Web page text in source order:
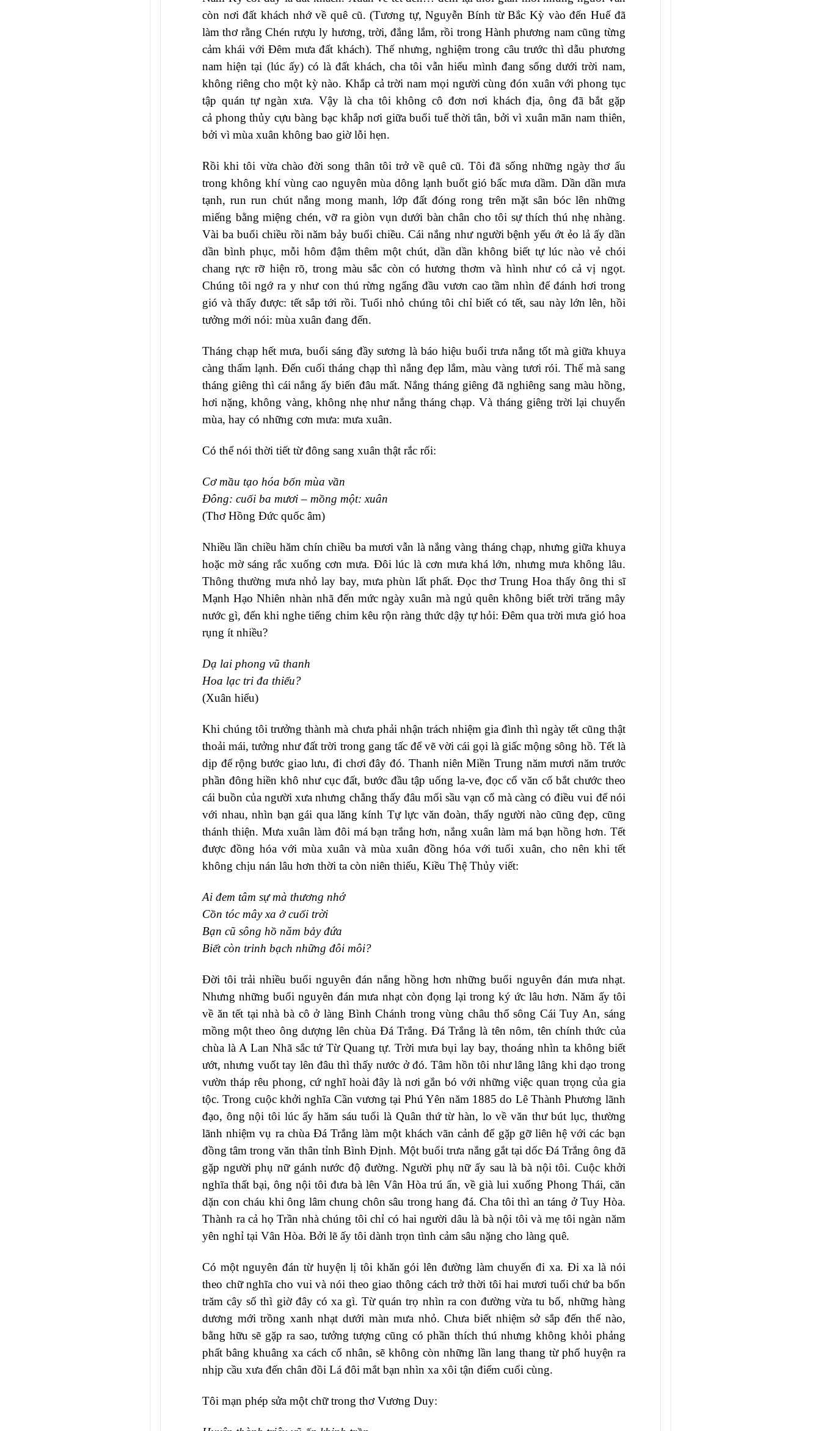
còn nơi đất khách nhớ về quê cũ. (Tương tự, Nguyễn Bính từ Bắc Kỳ vào đến Huế đã
làm thơ rằng Chén rượu ly hương, trời, đắng lắm, rồi trong Hành phương nam cũng từng
cảm khái với Đêm mưa đất khách). Thế nhưng, nghiệm trong câu trước thì dẫu phương
nam hiện tại (lúc ấy) có là đất khách, cha tôi vẫn hiểu mình đang sống dưới trời nam,
không riêng cho một kỳ nào. Khắp cả trời nam mọi người cùng đón xuân với phong tục
tập quán tự ngàn xưa. Vậy là cha tôi không cô đơn nơi khách địa, ông đã bắt gặp
cả phong thủy cựu bàng bạc khắp nơi giữa buổi tuế thời tân, bởi vì xuân mãn nam thiên,
bởi vì mùa xuân không bao giờ lỗi hẹn.
Rồi khi tôi vừa chào đời song thân tôi trở về quê cũ. Tôi đã sống những ngày thơ ấu
trong không khí vùng cao nguyên mùa dông lạnh buốt gió bấc mưa dầm. Dần dần mưa
tạnh, run run chút nắng mong manh, lớp đất đóng rong trên mặt sân bóc lên những
miếng bằng miệng chén, vỡ ra giòn vụn dưới bàn chân cho tôi sự thích thú nhẹ nhàng.
Vài ba buổi chiều rồi năm bảy buổi chiều. Cái nắng như người bệnh yếu ớt ẻo lả ấy dần
dần bình phục, mỗi hôm đậm thêm một chút, dần dần không biết tự lúc nào vẻ chói
chang rực rỡ hiện rõ, trong màu sắc còn có hương thơm và hình như có cả vị ngọt.
Chúng tôi ngớ ra y như con thú rừng ngẩng đầu vươn cao tầm nhìn để đánh hơi trong
gió và thấy được: tết sắp tới rồi. Tuổi nhỏ chúng tôi chỉ biết có tết, sau này lớn lên, hồi
tưởng mới nói: mùa xuân đang đến.
Tháng chạp hết mưa, buổi sáng đầy sương là báo hiệu buổi trưa nắng tốt mà giữa khuya
càng thấm lạnh. Đến cuối tháng chạp thì nắng đẹp lắm, màu vàng tươi rói. Thế mà sang
tháng giêng thì cái nắng ấy biến đâu mất. Nắng tháng giêng đã nghiêng sang màu hồng,
hơi nặng, không vàng, không nhẹ như nắng tháng chạp. Và tháng giêng trời lại chuyển
mùa, hay có những cơn mưa: mưa xuân.
Có thể nói thời tiết từ đông sang xuân thật rắc rối:
Cơ mầu tạo hóa bốn mùa vần
Đông: cuối ba mươi – mồng một: xuân
(Thơ Hồng Đức quốc âm)
Nhiều lần chiều hăm chín chiều ba mươi vẫn là nắng vàng tháng chạp, nhưng giữa khuya
hoặc mờ sáng rắc xuống cơn mưa. Đôi lúc là cơn mưa khá lớn, nhưng mưa không lâu.
Thông thường mưa nhỏ lay bay, mưa phùn lất phất. Đọc thơ Trung Hoa thấy ông thi sĩ
Mạnh Hạo Nhiên nhàn nhã đến mức ngày xuân mà ngủ quên không biết trời trăng mây
nước gì, đến khi nghe tiếng chim kêu rộn ràng thức dậy tự hỏi: Đêm qua trời mưa gió hoa
rụng ít nhiều?
Dạ lai phong vũ thanh
Hoa lạc tri đa thiểu?
(Xuân hiểu)
Khi chúng tôi trưởng thành mà chưa phải nhận trách nhiệm gia đình thì ngày tết cũng thật
thoải mái, tưởng như đất trời trong gang tấc để vẽ vời cái gọi là giấc mộng sông hồ. Tết là
dịp để rộng bước giao lưu, đi chơi đây đó. Thanh niên Miền Trung năm mươi năm trước
phần đông hiền khô như cục đất, bước đầu tập uống la-ve, đọc cổ văn cố bắt chước theo
cái buồn của người xưa nhưng chẳng thấy đâu mối sầu vạn cổ mà càng có điều vui để nói
với nhau, nhìn bạn gái qua lăng kính Tự lực văn đoàn, thấy người nào cũng đẹp, cũng
thánh thiện. Mưa xuân làm đôi má bạn trắng hơn, nắng xuân làm má bạn hồng hơn. Tết
được đồng hóa với mùa xuân và mùa xuân đồng hóa với tuổi xuân, cho nên khi tết
không chịu nán lâu hơn thời ta còn niên thiếu, Kiều Thệ Thủy viết:
Ai đem tâm sự mà thương nhớ
Cồn tóc mây xa ở cuối trời
Bạn cũ sông hồ năm bảy đứa
Biết còn trinh bạch những đôi môi?
Đời tôi trải nhiều buổi nguyên đán nắng hồng hơn những buổi nguyên đán mưa nhạt.
Nhưng những buổi nguyên đán mưa nhạt còn đọng lại trong ký ức lâu hơn. Năm ấy tôi
về ăn tết tại nhà bà cô ở làng Bình Chánh trong vùng châu thổ sông Cái Tuy An, sáng
mồng một theo ông dượng lên chùa Đá Trắng. Đá Trắng là tên nôm, tên chính thức của
chùa là A Lan Nhã sắc tứ Từ Quang tự. Trời mưa bụi lay bay, thoáng nhìn ta không biết
ướt, nhưng vuốt tay lên đâu thì thấy nước ở đó. Tâm hồn tôi như lâng lâng khi dạo trong
vườn tháp rêu phong, cứ nghĩ hoài đây là nơi gắn bó với những việc quan trọng của gia
tộc. Trong cuộc khởi nghĩa Cần vương tại Phú Yên năm 1885 do Lê Thành Phương lãnh
đạo, ông nội tôi lúc ấy hăm sáu tuổi là Quân thứ từ hàn, lo về văn thư bút lục, thường
lãnh nhiệm vụ ra chùa Đá Trắng làm một khách vãn cảnh để gặp gỡ liên hệ với các bạn
đồng tâm trong văn thân tỉnh Bình Định. Một buổi trưa nắng gắt tại dốc Đá Trắng ông đã
gặp người phụ nữ gánh nước độ đường. Người phụ nữ ấy sau là bà nội tôi. Cuộc khởi
nghĩa thất bại, ông nội tôi đưa bà lên Vân Hòa trú ẩn, về già lui xuống Phong Thái, căn
dặn con cháu khi ông lâm chung chôn sâu trong hang đá. Cha tôi thì an táng ở Tuy Hòa.
Thành ra cả họ Trần nhà chúng tôi chỉ có hai người dâu là bà nội tôi và mẹ tôi ngàn năm
yên nghỉ tại Vân Hòa. Bởi lẽ ấy tôi dành trọn tình cảm sâu nặng cho làng quê.
Có một nguyên đán từ huyện lị tôi khăn gói lên đường làm chuyến đi xa. Đi xa là nói
theo chữ nghĩa cho vui và nói theo giao thông cách trở thời tôi hai mươi tuổi chứ ba bốn
trăm cây số thì giờ đây có xa gì. Từ quán trọ nhìn ra con đường vừa tu bổ, những hàng
dương mới trồng xanh nhạt dưới màn mưa nhỏ. Chưa biết nhiệm sở sắp đến thế nào,
bằng hữu sẽ gặp ra sao, tưởng tượng cũng có phần thích thú nhưng không khỏi phảng
phất bâng khuâng xa cách cố nhân, sẽ không còn những lần lang thang từ phố huyện ra
nhịp cầu xưa đến chân đồi Lá đôi mắt bạn nhìn xa xôi tận điểm cuối cùng.
Tôi mạn phép sửa một chữ trong thơ Vương Duy: